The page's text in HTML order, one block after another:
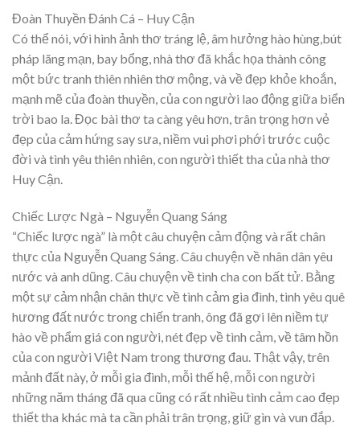
Đoàn Thuyền Đánh Cá – Huy Cận
Có thể nói, với hình ảnh thơ tráng lệ, âm hưởng hào hùng,bút
pháp lãng mạn, bay bổng, nhà thơ đã khắc họa thành công
một bức tranh thiên nhiên thơ mộng, và về đẹp khỏe khoắn,
mạnh mẽ của đoàn thuyền, của con người lao động giữa biển
trời bao la. Đọc bài thơ ta càng yêu hơn, trân trọng hơn vẻ
đẹp của cảm hứng say sưa, niềm vui phơi phới trước cuộc
đời và tình yêu thiên nhiên, con người thiết tha của nhà thơ
Huy Cận.
Chiếc Lược Ngà – Nguyễn Quang Sáng
“Chiếc lược ngà” là một câu chuyện cảm động và rất chân
thực của Nguyễn Quang Sáng. Câu chuyện về nhân dân yêu
nước và anh dũng. Câu chuyện về tình cha con bất tử. Bằng
một sự cảm nhận chân thực về tình cảm gia đình, tình yêu quê
hương đất nước trong chiến tranh, ông đã gợi lên niềm tự
hào về phẩm giá con người, nét đẹp về tình cảm, về tâm hồn
của con người Việt Nam trong thương đau. Thật vậy, trên
mảnh đất này, ở mỗi gia đình, mỗi thế hệ, mỗi con người
những năm tháng đã qua cũng có rất nhiều tình cảm cao đẹp
thiết tha khác mà ta cần phải trân trọng, giữ gìn và vun đắp.